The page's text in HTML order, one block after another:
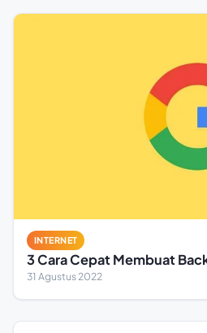
INTERNET
3 Cara Cepat Membuat
31 Agustus 2022